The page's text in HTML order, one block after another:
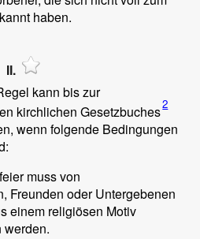
haben.
II.
kann bis zur
kirchlichen Gesetzbuches2
wenn folgende Bedingungen
muss von
Freunden oder Untergebenen
einem religiösen Motiv
werden.